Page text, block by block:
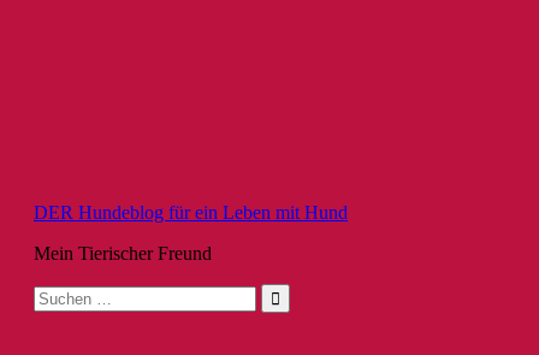
DER Hundeblog für ein Leben mit Hund
Mein Tierischer Freund
Suche
nach: